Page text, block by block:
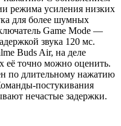
режима усиления низких
для более шумных
Game Mode —
звука 120 мс.
Buds Air, на деле
её точно можно оценить.
по длительному нажатию
постукивания
нечастые задержки.